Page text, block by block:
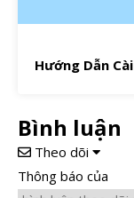
Hướng Dẫn
Bình luận
Theo dõi
Thông báo của